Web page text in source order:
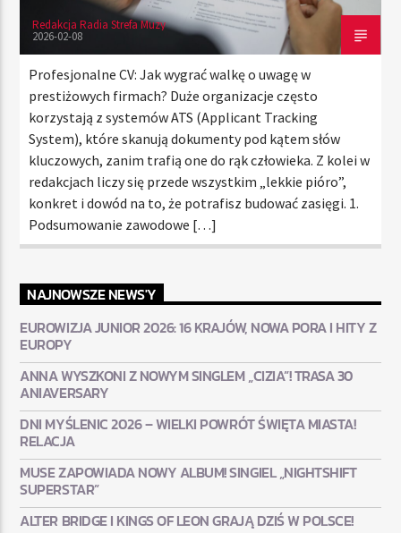
Redakcja Radia Strefa Muzy
2026-02-08
Profesjonalne CV: Jak wygrać walkę o uwagę w
prestiżowych firmach? Duże organizacje często
korzystają z systemów ATS (Applicant Tracking
System), które skanują dokumenty pod kątem słów
kluczowych, zanim trafią one do rąk człowieka. Z kolei w
redakcjach liczy się przede wszystkim „lekkie pióro”,
konkret i dowód na to, że potrafisz budować zasięgi. 1.
Podsumowanie zawodowe […]
NAJNOWSZE NEWS'Y
EUROWIZJA JUNIOR 2026: 16 KRAJÓW, NOWA PORA I HITY Z
EUROPY
ANNA WYSZKONI Z NOWYM SINGLEM „CIZIA”! TRASA 30
ANIAVERSARY
DNI MYŚLENIC 2026 – WIELKI POWRÓT ŚWIĘTA MIASTA!
RELACJA
MUSE ZAPOWIADA NOWY ALBUM! SINGIEL „NIGHTSHIFT
SUPERSTAR”
ALTER BRIDGE I KINGS OF LEON GRAJĄ DZIŚ W POLSCE!